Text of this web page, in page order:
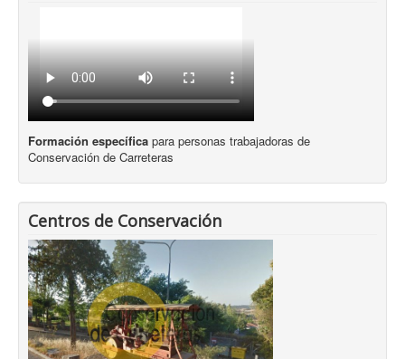
Formación específica para personas trabajadoras de
Conservación de Carreteras
Centros de Conservación